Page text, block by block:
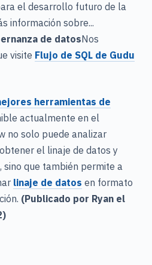
el desarrollo futuro de la
información sobre...
de datosNos
visite Flujo de SQL de Gudu
herramientas de
actualmente en el
no solo puede analizar
el linaje de datos y
sino que también permite a
linaje de datos en formato
(Publicado por Ryan el